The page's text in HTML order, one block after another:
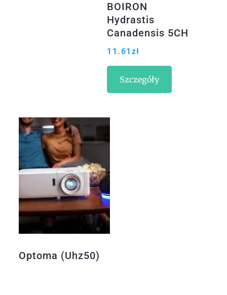
BOIRON
Hydrastis
Canadensis 5CH
granulki
11.61 zł
Szczegóły
Optoma (Uhz50)